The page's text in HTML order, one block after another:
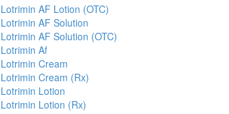
Lotrimin AF Lotion (OTC)
Lotrimin AF Solution
Lotrimin AF Solution (OTC)
Lotrimin Af
Lotrimin Cream
Lotrimin Cream (Rx)
Lotrimin Lotion
Lotrimin Lotion (Rx)